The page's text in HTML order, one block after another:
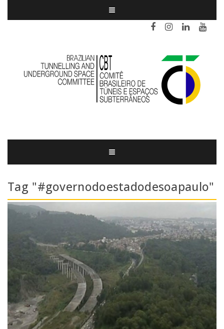
Tag "#governodoestadodesoapaulo"